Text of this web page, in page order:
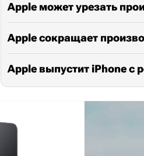
Apple может урезать
Apple сокращает
Apple выпустит iPhone с